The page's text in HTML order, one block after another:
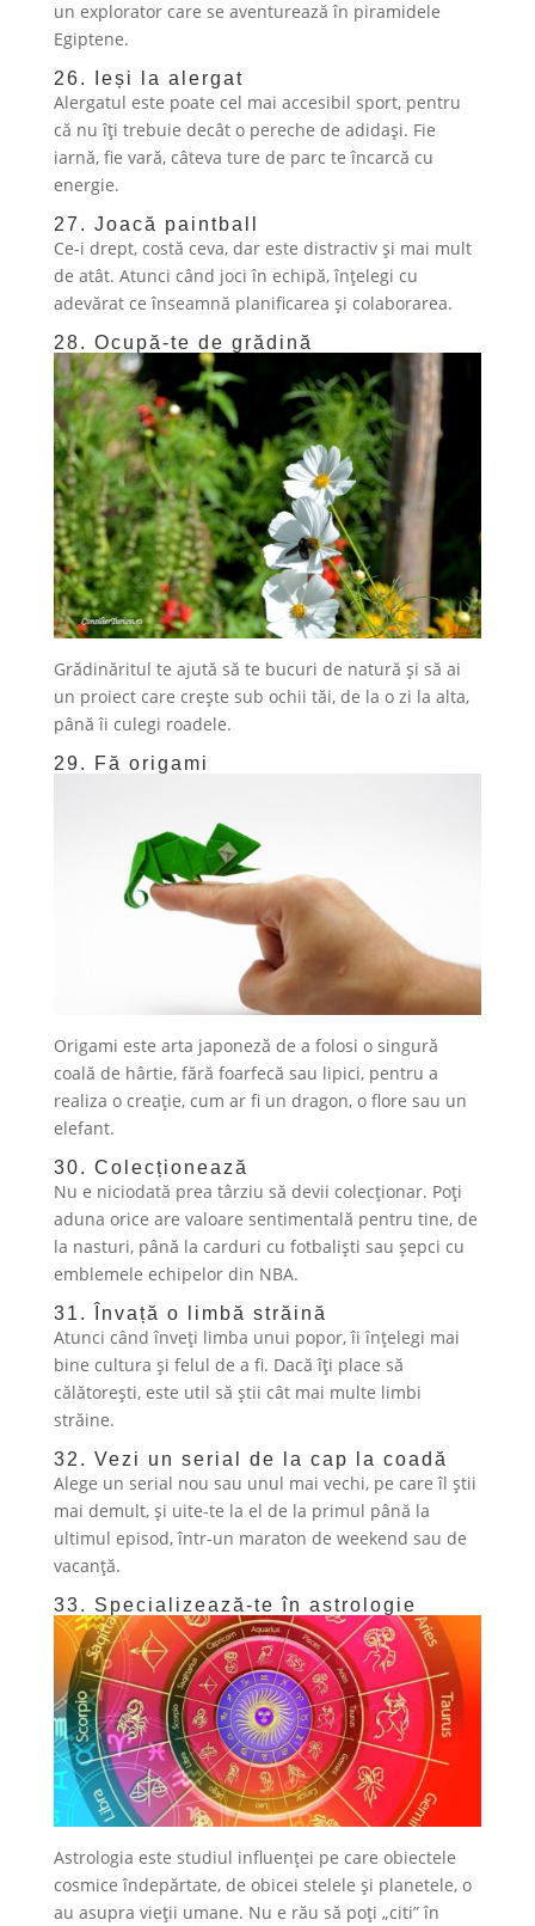
un explorator care se aventurează în piramidele
Egiptene.
26. Ieși la alergat
Alergatul este poate cel mai accesibil sport, pentru
că nu îți trebuie decât o pereche de adidași. Fie
iarnă, fie vară, câteva ture de parc te încarcă cu
energie.
27. Joacă paintball
Ce-i drept, costă ceva, dar este distractiv și mai mult
de atât. Atunci când joci în echipă, înțelegi cu
adevărat ce înseamnă planificarea și colaborarea.
28. Ocupă-te de grădină
Grădinăritul te ajută să te bucuri de natură și să ai
un proiect care crește sub ochii tăi, de la o zi la alta,
până îi culegi roadele.
29. Fă origami
Origami este arta japoneză de a folosi o singură
coală de hârtie, fără foarfecă sau lipici, pentru a
realiza o creație, cum ar fi un dragon, o flore sau un
elefant.
30. Colecționează
Nu e niciodată prea târziu să devii colecționar. Poți
aduna orice are valoare sentimentală pentru tine, de
la nasturi, până la carduri cu fotbaliști sau șepci cu
emblemele echipelor din NBA.
31. Învață o limbă străină
Atunci când înveți limba unui popor, îi înțelegi mai
bine cultura și felul de a fi. Dacă îți place să
călătorești, este util să știi cât mai multe limbi
străine.
32. Vezi un serial de la cap la coadă
Alege un serial nou sau unul mai vechi, pe care îl știi
mai demult, și uite-te la el de la primul până la
ultimul episod, într-un maraton de weekend sau de
vacanță.
33. Specializează-te în astrologie
Astrologia este studiul influenței pe care obiectele
cosmice îndepărtate, de obicei stelele și planetele, o
au asupra vieții umane. Nu e rău să poți „citi” în